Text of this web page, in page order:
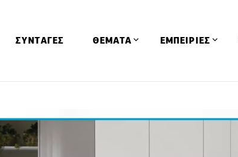
ΣΥΝΤΑΓΕΣ ΘΕΜΑΤΑ
Αφιερώματα
ΕΜΠΕΙΡΙΕΣ
ΕστιατόριαΣΥΝΤΑΓΕΣ